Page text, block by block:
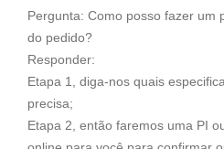
Pergunta: Como posso fazer um
do pedido?
Responder:
Etapa 1, diga-nos quais
precisa;
Etapa 2, então faremos uma PI